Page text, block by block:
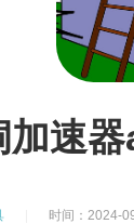
加速
时间：2024-